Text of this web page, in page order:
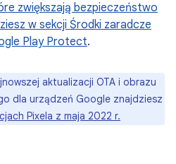
zwiększają bezpieczeństwo
w sekcji Środki zaradcze
Play Protect.
aktualizacji OTA i obrazu
dla urządzeń Google znajdziesz
Pixela z maja 2022 r.